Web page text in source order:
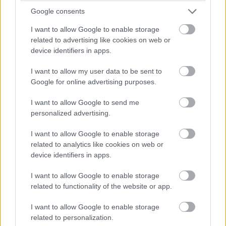
Google consents
I want to allow Google to enable storage
related to advertising like cookies on web or
device identifiers in apps.
I want to allow my user data to be sent to
Google for online advertising purposes.
I want to allow Google to send me
personalized advertising.
I want to allow Google to enable storage
related to analytics like cookies on web or
device identifiers in apps.
I want to allow Google to enable storage
related to functionality of the website or app.
I want to allow Google to enable storage
related to personalization.
kilencedik tesztrepülést (Flight 9) a texasi Boca Chica
Musk vezérigazgató szerint a repülés értékes adatokat
szolgáltatott a jövőbeni fejlesztésekhez. A Starship első
egyes szakaszait végre is hajtották, mielőtt a rakéta
megsemmisült. A legfontosabb előrelépés a második
generációs felső fokozat működése volt, amely
sikeresen leállította hajtóműveit a szétválás után - ez a
A küldetés során a SpaceX több új technikát is tesztelt. A
rakéta első fokozata, a Super Heavy, egy új vezérelt
szétválási profilt használt, amely az interstage
szellőzőinek lezárásával segítette a fokozat irányának
kontrollált szabályozását a szétválás után. Ez az eljárás
lehetővé teszi az üzemanyag hatékonyabb
felhasználását, mivel csökkenti az irányítási tartományt,